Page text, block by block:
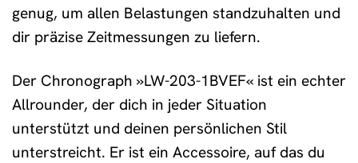
genug, um allen Belastungen standzuhalten und
dir präzise Zeitmessungen zu liefern.
Der Chronograph »LW-203-1BVEF« ist ein echter
Allrounder, der dich in jeder Situation
unterstützt und deinen persönlichen Stil
unterstreicht. Er ist ein Accessoire, auf das du